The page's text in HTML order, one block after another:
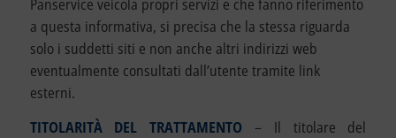
Panservice veicola propri servizi e che fanno riferimento
a questa informativa, si precisa che la stessa riguarda
solo i suddetti siti e non anche altri indirizzi web
eventualmente consultati dall’utente tramite link
esterni.
TITOLARITÀ DEL TRATTAMENTO – Il titolare del